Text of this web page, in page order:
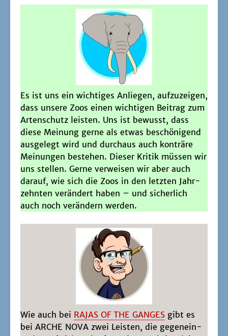
Es ist uns ein wich­ti­ges Anlie­gen, auf­zu­zei­gen,
dass unse­re Zoos einen wich­ti­gen Bei­trag zum
Arten­schutz leis­ten. Uns ist bewusst, dass
die­se Mei­nung ger­ne als etwas beschö­ni­gend
aus­ge­legt wird und durch­aus auch kon­trä­re
Mei­nun­gen bestehen. Die­ser Kri­tik müs­sen wir
uns stel­len. Ger­ne ver­wei­sen wir aber auch
dar­auf, wie sich die Zoos in den letz­ten Jahr­
zehn­ten ver­än­dert haben – und sicher­lich
auch noch ver­än­dern werden.
Wie auch bei RAJAS OF THE GANGES gibt es
bei ARCHE NOVA zwei Leis­ten, die gegen­ein­